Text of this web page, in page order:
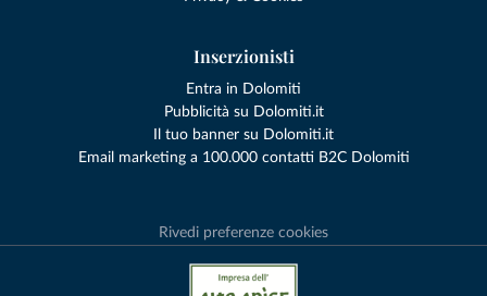
Inserzionisti
Entra in Dolomiti
Pubblicità su Dolomiti.it
Il tuo banner su Dolomiti.it
Email marketing a 100.000 contatti B2C Dolomiti
Rivedi preferenze cookies